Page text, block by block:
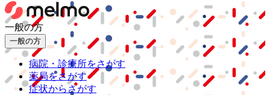
一般の方
一般の方
病院・診療所をさがす
薬局をさがす
症状からさがす